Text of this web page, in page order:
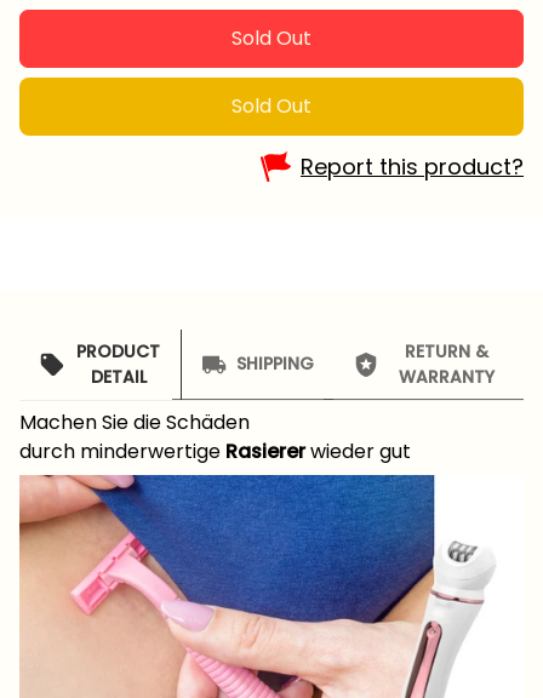
Sold Out
Sold Out
Report this product?
PRODUCT
DETAIL
SHIPPING
RETURN &
WARRANTY
Machen Sie die Schäden
durch minderwertige Rasiererwieder gut